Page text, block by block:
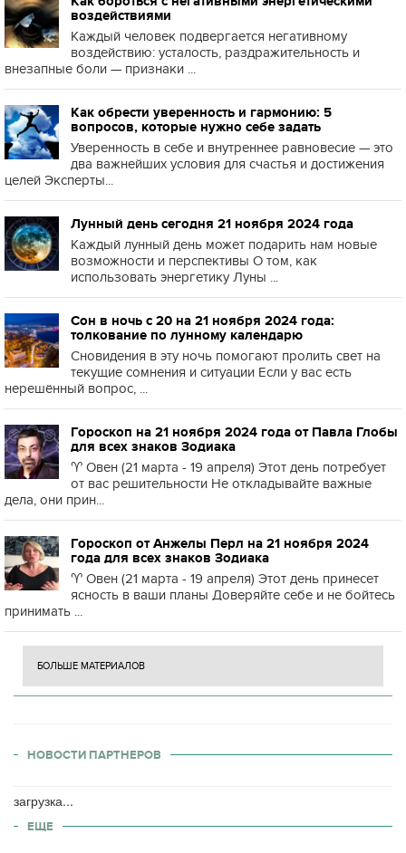
воздействиями
Каждый человек подвергается негативному
воздействию: усталость, раздражительность и
внезапные боли — признаки ...
Как обрести уверенность и гармонию: 5
вопросов, которые нужно себе задать
Уверенность в себе и внутреннее равновесие — это
два важнейших условия для счастья и достижения
целей Эксперты...
Лунный день сегодня 21 ноября 2024 года
Каждый лунный день может подарить нам новые
возможности и перспективы О том, как
использовать энергетику Луны ...
Сон в ночь с 20 на 21 ноября 2024 года:
толкование по лунному календарю
Сновидения в эту ночь помогают пролить свет на
текущие сомнения и ситуации Если у вас есть
нерешённый вопрос, ...
Гороскоп на 21 ноября 2024 года от Павла Глобы
для всех знаков Зодиака
♈️ Овен (21 марта - 19 апреля) Этот день потребует
от вас решительности Не откладывайте важные
дела, они прин...
Гороскоп от Анжелы Перл на 21 ноября 2024
года для всех знаков Зодиака
♈️ Овен (21 марта - 19 апреля) Этот день принесет
ясность в ваши планы Доверяйте себе и не бойтесь
принимать ...
БОЛЬШЕ МАТЕРИАЛОВ
НОВОСТИ ПАРТНЕРОВ
загрузка...
ЕЩЕ